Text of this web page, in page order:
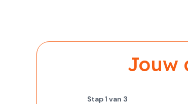
Jouw
Stap1 van 3